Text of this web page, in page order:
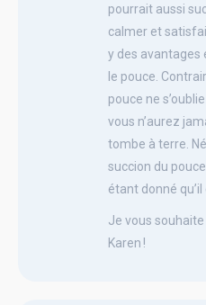
pourrait aussi
calmer et
y des avantages
le pouce.
pouce ne
vous n’aurez
tombe à terre.
succion du
étant donné
Je vous
Karen !